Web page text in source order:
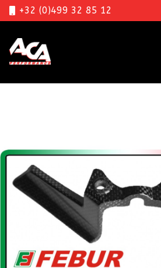
+32 (0)499 32 85 12